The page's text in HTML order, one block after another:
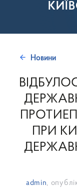
Новини
ПРИ
admin,